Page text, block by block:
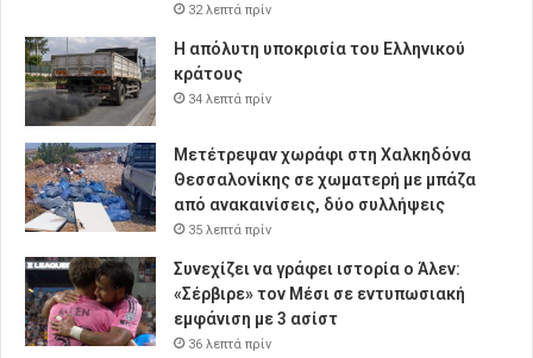
32 λεπτά πρίν
Η απόλυτη υποκρισία του Ελληνικού
κράτους
34 λεπτά πρίν
Μετέτρεψαν χωράφι στη Χαλκηδόνα
Θεσσαλονίκης σε χωματερή με μπάζα
από ανακαινίσεις, δύο συλλήψεις
35 λεπτά πρίν
Συνεχίζει να γράφει ιστορία ο Άλεν:
«Σέρβιρε» τον Μέσι σε εντυπωσιακή
εμφάνιση με 3 ασίστ
36 λεπτά πρίν